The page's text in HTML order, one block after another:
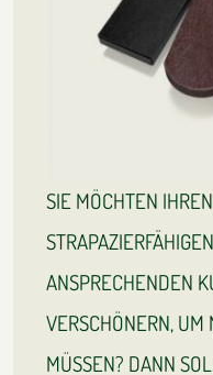
SIE MÖCHTEN
ANSPRECHENDEN
VERSCHÖNERN,
MÜSSEN? DANN